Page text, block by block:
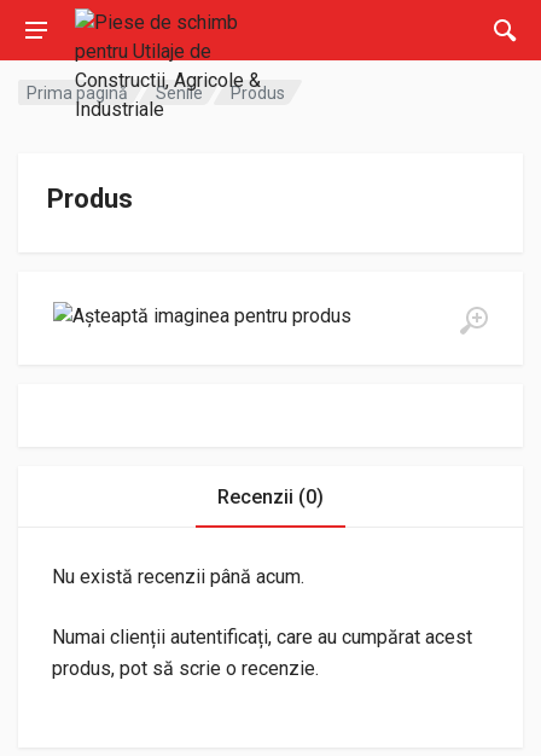
Prima pagină Senile Produs
Produs
Recenzii (0)
Nu există recenzii până acum.
Numai clienții autentificați, care au cumpărat acest
produs, pot să scrie o recenzie.